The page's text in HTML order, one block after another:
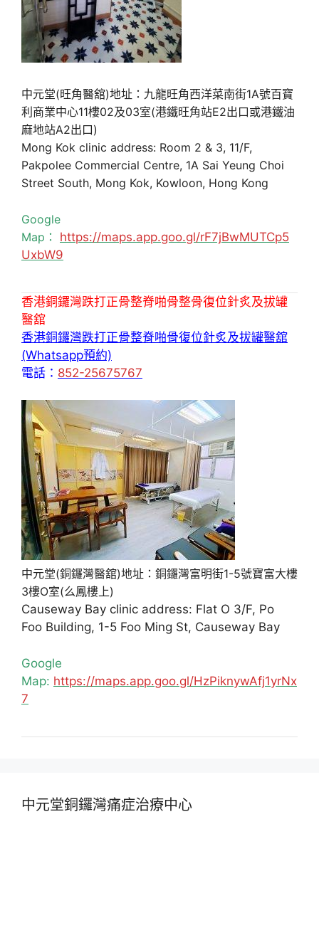
中元堂(旺角醫舘)地址：九龍旺角西洋菜南街1A號百寶
利商業中心11樓02及03室(港鐵旺角站E2出口或港鐵油
麻地站A2出口)
Mong Kok clinic address: Room 2 & 3, 11/F,
Pakpolee Commercial Centre, 1A Sai Yeung Choi
Street South, Mong Kok, Kowloon, Hong Kong
Google
Map： https://maps.app.goo.gl/rF7jBwMUTCp5
UxbW9
香港銅鑼灣跌打正骨整脊啪骨整骨復位針炙及拔罐
醫舘
香港銅鑼灣跌打正骨整脊啪骨復位針炙及拔罐醫舘
(Whatsapp預約)
電話： 852-25675767
中元堂(銅鑼灣醫舘)地址：銅鑼灣富明街1-5號寶富大樓
3樓O室(么鳳樓上)
Causeway Bay clinic address: Flat O 3/F, Po
Foo Building, 1-5 Foo Ming St, Causeway Bay
Google
Map: https://maps.app.goo.gl/HzPiknywAfj1yrNx
7
中元堂銅鑼灣痛症治療中心